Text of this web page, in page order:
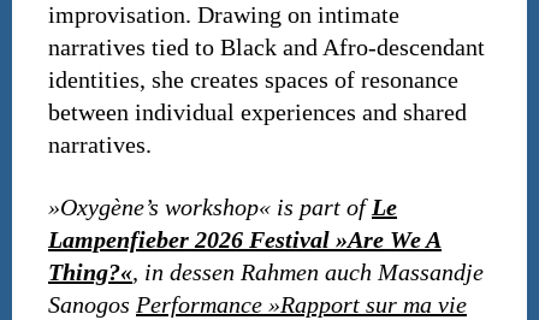
improvisation. Drawing on intimate
narratives tied to Black and Afro-descendant
identities, she creates spaces of resonance
between individual experiences and shared
narratives.
»Oxygène’s workshop« is part ofLe
Lampenfieber 2026 Festival »Are We A
Thing?«, in dessen Rahmen auch Massandje
Sanogos Performance »Rapport sur ma vie